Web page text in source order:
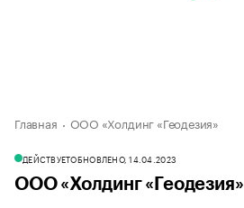
Главная ООО «Холдинг «Геодезия»
ДЕЙСТВУЕТОБНОВЛЕНО, 14.04.2023
ООО «Холдинг «Геодезия»